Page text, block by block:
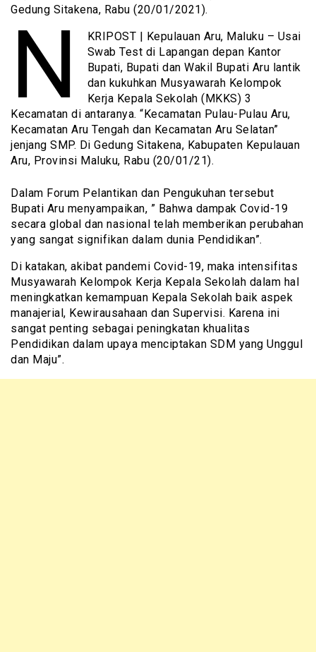
Gedung Sitakena, Rabu (20/01/2021).
N
KRIPOST | Kepulauan Aru, Maluku – Usai
Swab Test di Lapangan depan Kantor
Bupati, Bupati dan Wakil Bupati Aru lantik
dan kukuhkan Musyawarah Kelompok
Kerja Kepala Sekolah (MKKS) 3
Kecamatan di antaranya. “Kecamatan Pulau-Pulau Aru,
Kecamatan Aru Tengah dan Kecamatan Aru Selatan”
jenjang SMP. Di Gedung Sitakena, Kabupaten Kepulauan
Aru, Provinsi Maluku, Rabu (20/01/21).
Dalam Forum Pelantikan dan Pengukuhan tersebut
Bupati Aru menyampaikan, ” Bahwa dampak Covid-19
secara global dan nasional telah memberikan perubahan
yang sangat signifikan dalam dunia Pendidikan”.
Di katakan, akibat pandemi Covid-19, maka intensifitas
Musyawarah Kelompok Kerja Kepala Sekolah dalam hal
meningkatkan kemampuan Kepala Sekolah baik aspek
manajerial, Kewirausahaan dan Supervisi. Karena ini
sangat penting sebagai peningkatan khualitas
Pendidikan dalam upaya menciptakan SDM yang Unggul
dan Maju”.